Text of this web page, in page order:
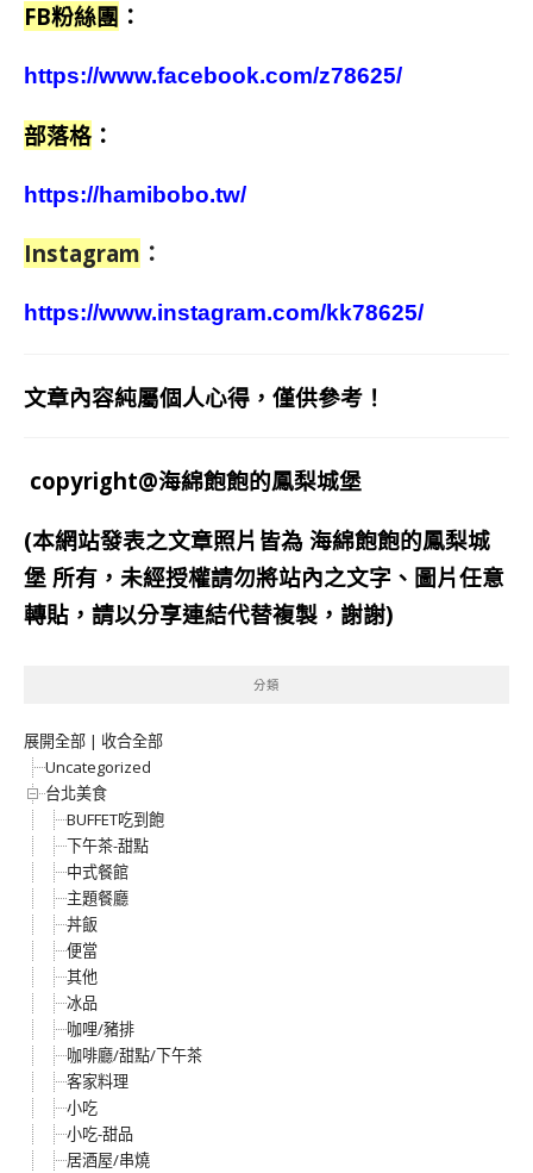
FB粉絲團 ：
https://www.facebook.com/z78625/
部落格 ：
https://hamibobo.tw/
Instagram ：
https://www.instagram.com/kk78625/
文章內容純屬個人心得，僅供參考！
copyright@海綿飽飽的鳳梨城堡
(本網站發表之文章照片皆為 海綿飽飽的鳳梨城
堡 所有，未經授權請勿將站內之文字、圖片任意
轉貼，請以分享連結代替複製，謝謝)
分類
展開全部 | 收合全部
Uncategorized
台北美食
BUFFET吃到飽
下午茶-甜點
中式餐館
主題餐廳
丼飯
便當
其他
冰品
咖哩/豬排
咖啡廳/甜點/下午茶
客家料理
小吃
小吃-甜品
居酒屋/串燒